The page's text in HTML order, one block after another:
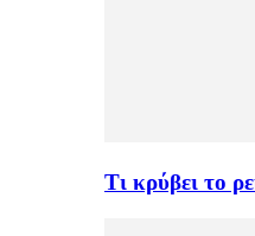
Τι κρύβει το